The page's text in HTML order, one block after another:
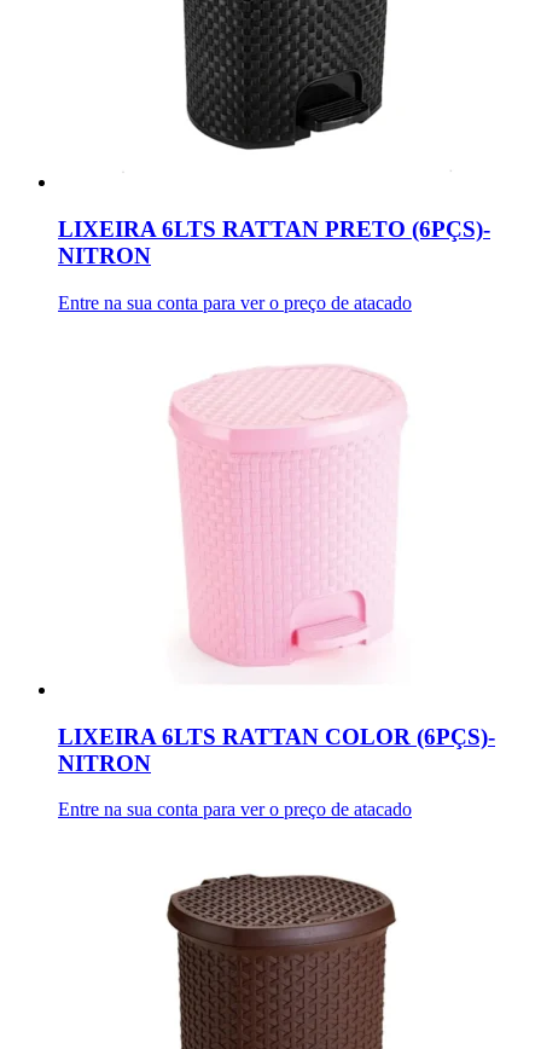
LIXEIRA 6LTS RATTAN PRETO (6PÇS)-
NITRON
Entre na sua conta para ver o preço de atacado
LIXEIRA 6LTS RATTAN COLOR (6PÇS)-
NITRON
Entre na sua conta para ver o preço de atacado